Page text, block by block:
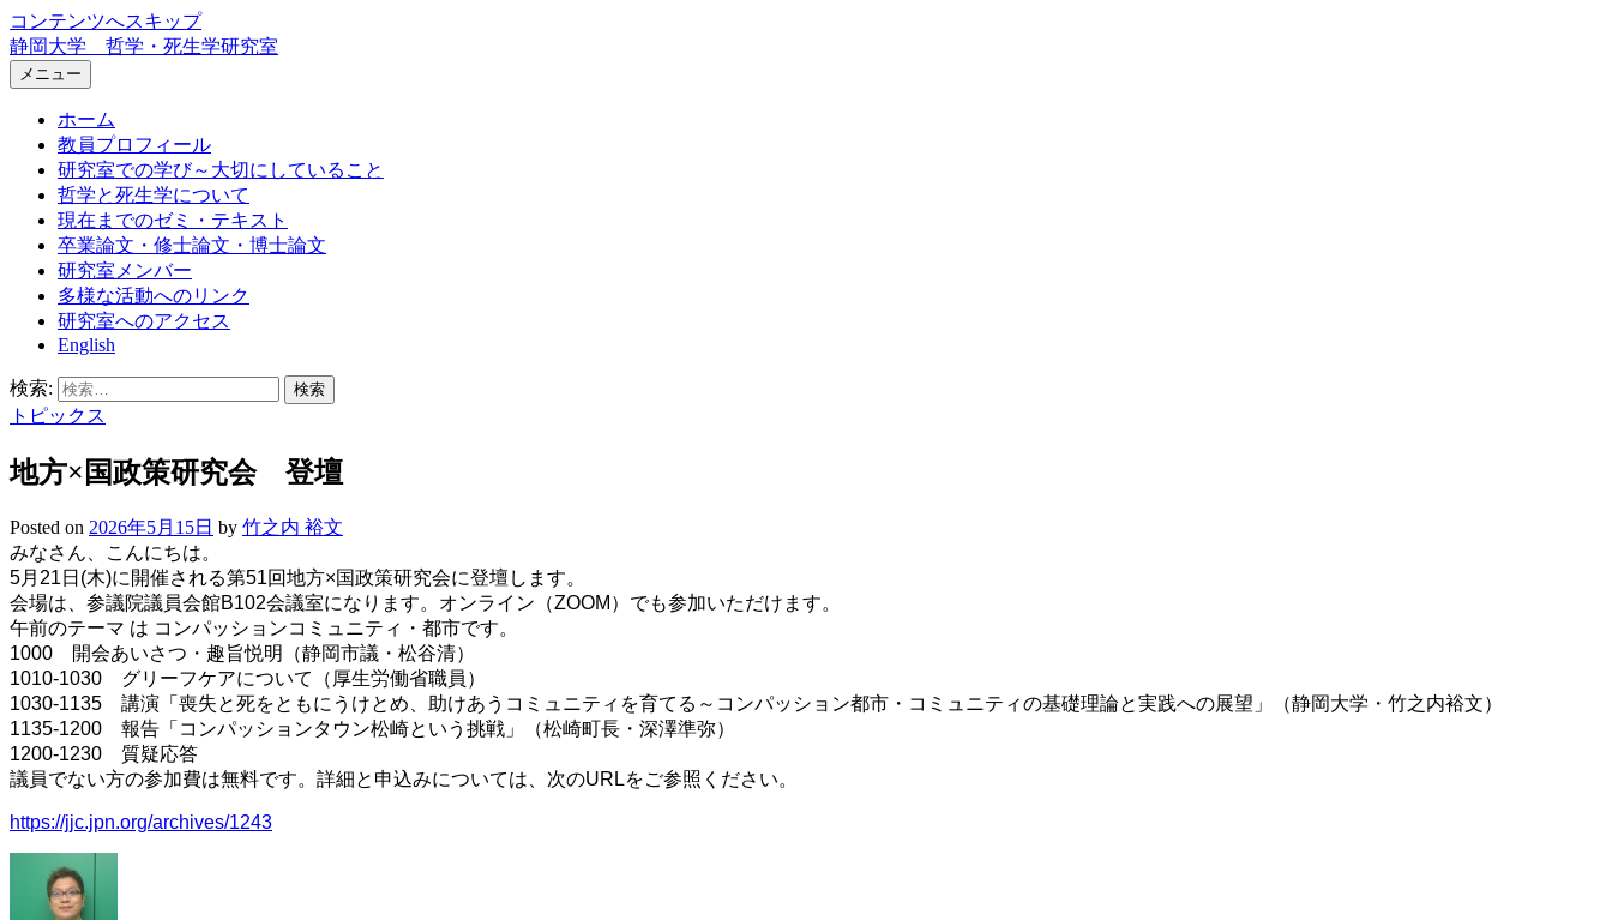
コンテンツへスキップ
静岡大学 哲学・死生学研究室
メニュー
ホーム
教員プロフィール
研究室での学び～大切にしていること
哲学と死生学について
現在までのゼミ・テキスト
卒業論文・修士論文・博士論文
研究室メンバー
多様な活動へのリンク
研究室へのアクセス
English
検索:
トピックス
地方×国政策研究会 登壇
Posted on 2026年5月15日 by 竹之内 裕文
みなさん、こんにちは。
5月21日(木)に開催される第51回地方×国政策研究会に登壇します。
会場は、参議院議員会館B102会議室になります。オンライン（ZOOM）でも参加いただけます。
午前のテーマ は コンパッションコミュニティ・都市です。
1000 開会あいさつ・趣旨悦明（静岡市議・松谷清）
1010-1030 グリーフケアについて（厚生労働省職員）
1030-1135 講演「喪失と死をともにうけとめ、助けあうコミュニティを育てる～コンパッション都市・コミュニティの基礎理論と実践への展望」
（静岡大学・竹之内裕文）
1135-1200 報告「コンパッションタウン松崎という挑戦」
（松崎町長・深澤準弥）
1200-1230 質疑応答
議員でない方の参加費は無料です。詳細と申込みについては、次のURLをご参照ください。
https://jjc.jpn.org/archives/1243